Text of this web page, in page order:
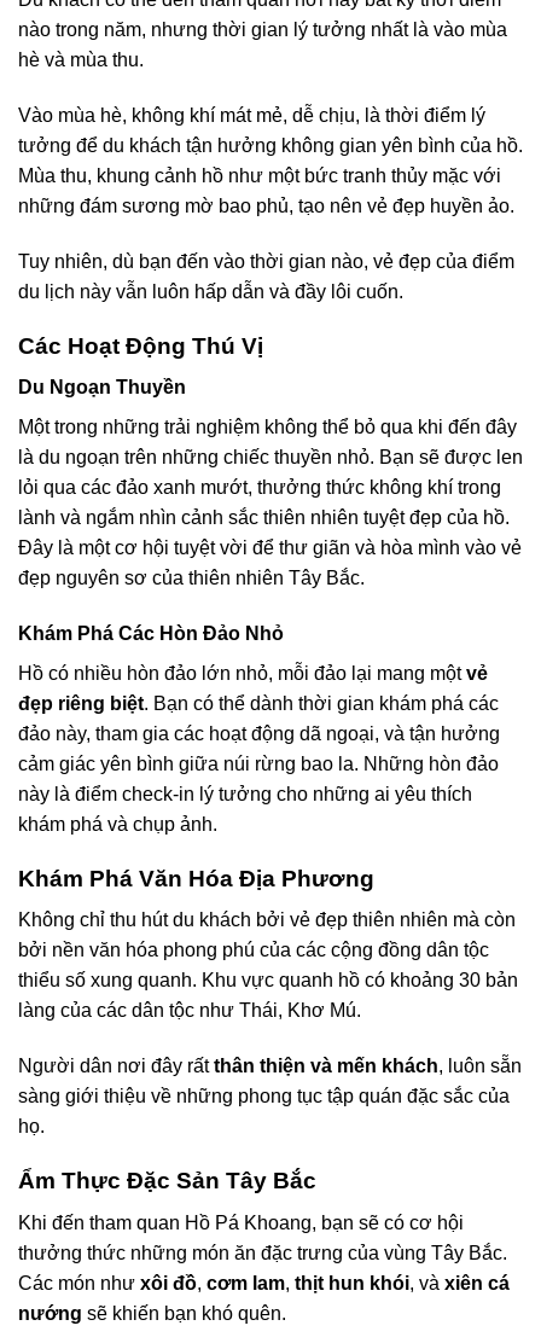
nào trong năm, nhưng thời gian lý tưởng nhất là vào mùa
hè và mùa thu.
Vào mùa hè, không khí mát mẻ, dễ chịu, là thời điểm lý
tưởng để du khách tận hưởng không gian yên bình của hồ.
Mùa thu, khung cảnh hồ như một bức tranh thủy mặc với
những đám sương mờ bao phủ, tạo nên vẻ đẹp huyền ảo.
Tuy nhiên, dù bạn đến vào thời gian nào, vẻ đẹp của điểm
du lịch này vẫn luôn hấp dẫn và đầy lôi cuốn.
Các Hoạt Động Thú Vị
Du Ngoạn Thuyền
Một trong những trải nghiệm không thể bỏ qua khi đến đây
là du ngoạn trên những chiếc thuyền nhỏ. Bạn sẽ được len
lỏi qua các đảo xanh mướt, thưởng thức không khí trong
lành và ngắm nhìn cảnh sắc thiên nhiên tuyệt đẹp của hồ.
Đây là một cơ hội tuyệt vời để thư giãn và hòa mình vào vẻ
đẹp nguyên sơ của thiên nhiên Tây Bắc.
Khám Phá Các Hòn Đảo Nhỏ
Hồ có nhiều hòn đảo lớn nhỏ, mỗi đảo lại mang mộtvẻ
đẹp riêng biệt. Bạn có thể dành thời gian khám phá các
đảo này, tham gia các hoạt động dã ngoại, và tận hưởng
cảm giác yên bình giữa núi rừng bao la. Những hòn đảo
này là điểm check-in lý tưởng cho những ai yêu thích
khám phá và chụp ảnh.
Khám Phá Văn Hóa Địa Phương
Không chỉ thu hút du khách bởi vẻ đẹp thiên nhiên mà còn
bởi nền văn hóa phong phú của các cộng đồng dân tộc
thiểu số xung quanh. Khu vực quanh hồ có khoảng 30 bản
làng của các dân tộc như Thái, Khơ Mú.
Người dân nơi đây rấtthân thiện và mến khách, luôn sẵn
sàng giới thiệu về những phong tục tập quán đặc sắc của
họ.
Ẩm Thực Đặc Sản Tây Bắc
Khi đến tham quan Hồ Pá Khoang, bạn sẽ có cơ hội
thưởng thức những món ăn đặc trưng của vùng Tây Bắc.
Các món như xôi đồ, cơm lam, thịt hun khói, và xiên cá
nướng sẽ khiến bạn khó quên.